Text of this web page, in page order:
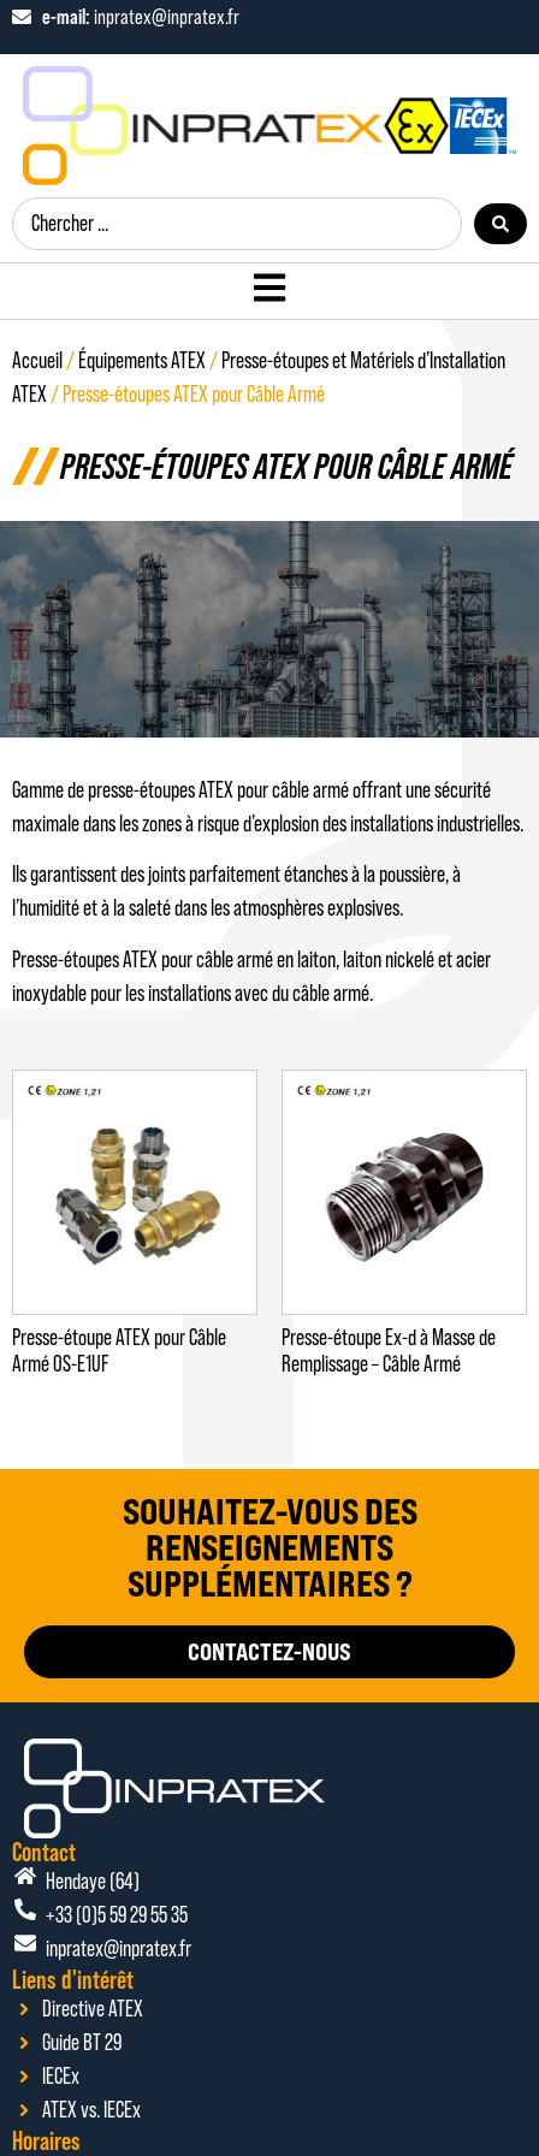
e-mail: inpratex@inpratex.fr
Accueil/Équipements ATEX /Presse-étoupes et Matériels d’Installation
ATEX / Presse-étoupes ATEX pour Câble Armé
PRESSE-ÉTOUPES ATEX POUR CÂBLE ARMÉ
Gamme de presse-étoupes ATEX pour câble armé offrant une sécurité
maximale dans les zones à risque d’explosion des installations industrielles.
Ils garantissent des joints parfaitement étanches à la poussière, à
l’humidité et à la saleté dans les atmosphères explosives.
Presse-étoupes ATEX pour câble armé en laiton, laiton nickelé et acier
inoxydable pour les installations avec du câble armé.
Presse-étoupe ATEX pour Câble
Armé OS-E1UF
Presse-étoupe Ex-d à Masse de
Remplissage – Câble Armé
SOUHAITEZ-VOUS DES
RENSEIGNEMENTS
SUPPLÉMENTAIRES ?
CONTACTEZ-NOUS
Contact
Hendaye (64)
+33 (0)5 59 29 55 35
inpratex@inpratex.fr
Liens d'intérêt
Directive ATEX
Guide BT 29
IECEx
ATEX vs. IECEx
Horaires